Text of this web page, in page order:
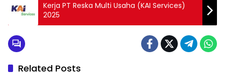
Kerja PT Reska Multi Usaha (KAI Services)
2025
Related Posts